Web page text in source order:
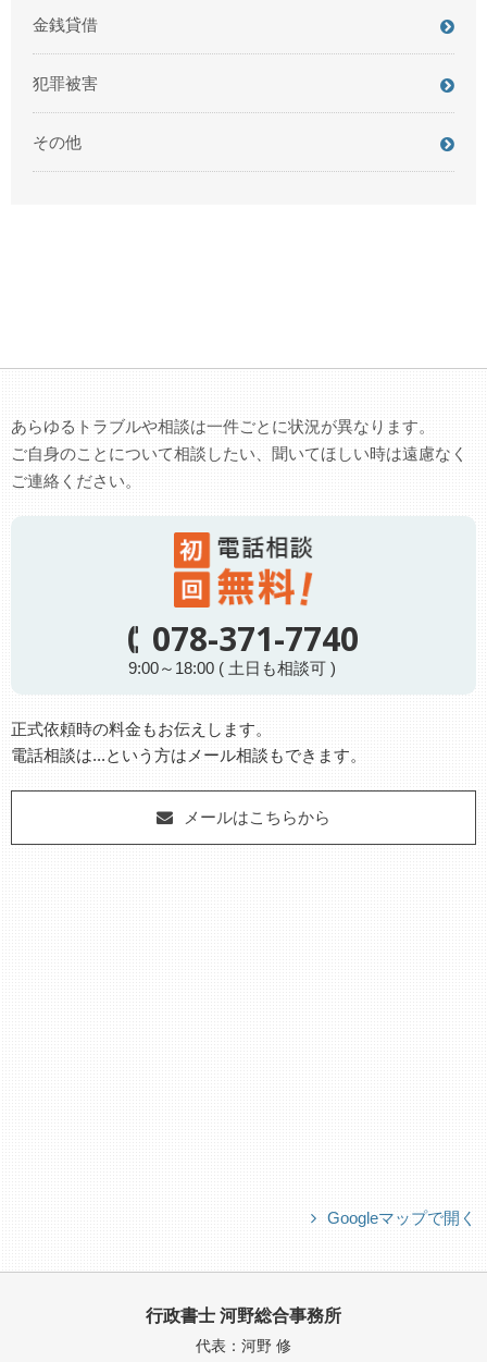
金銭貸借
犯罪被害
その他
あらゆるトラブルや相談は一件ごとに状況が異なります。
ご自身のことについて相談したい、聞いてほしい時は遠慮なく
ご連絡ください。
078-371-7740
9:00～18:00 ( 土日も相談可 )
正式依頼時の料金もお伝えします。
電話相談は...という方はメール相談もできます。
メールはこちらから
Googleマップで開く
行政書士 河野総合事務所
代表：河野 修